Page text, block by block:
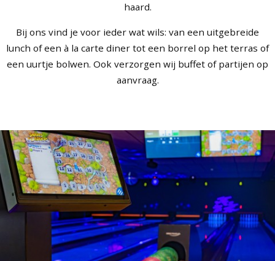
haard.
Bij ons vind je voor ieder wat wils: van een uitgebreide
lunch of een à la carte diner tot een borrel op het terras of
een uurtje bolwen. Ook verzorgen wij buffet of partijen op
aanvraag.